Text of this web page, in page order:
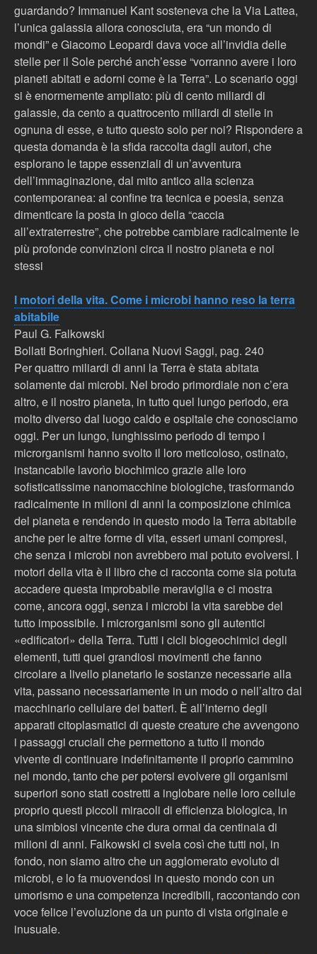
guardando? Immanuel Kant sosteneva che la Via Lattea,
l’unica galassia allora conosciuta, era “un mondo di
mondi” e Giacomo Leopardi dava voce all’invidia delle
stelle per il Sole perché anch’esse “vorranno avere i loro
pianeti abitati e adorni come è la Terra”. Lo scenario oggi
si è enormemente ampliato: più di cento miliardi di
galassie, da cento a quattrocento miliardi di stelle in
ognuna di esse, e tutto questo solo per noi? Rispondere a
questa domanda è la sfida raccolta dagli autori, che
esplorano le tappe essenziali di un’avventura
dell’immaginazione, dal mito antico alla scienza
contemporanea: al confine tra tecnica e poesia, senza
dimenticare la posta in gioco della “caccia
all’extraterrestre”, che potrebbe cambiare radicalmente le
più profonde convinzioni circa il nostro pianeta e noi
stessi
I motori della vita. Come i microbi hanno reso la terra
abitabile
Paul G. Falkowski
Bollati Boringhieri. Collana Nuovi Saggi, pag. 240
Per quattro miliardi di anni la Terra è stata abitata
solamente dai microbi. Nel brodo primordiale non c’era
altro, e il nostro pianeta, in tutto quel lungo periodo, era
molto diverso dal luogo caldo e ospitale che conosciamo
oggi. Per un lungo, lunghissimo periodo di tempo i
microrganismi hanno svolto il loro meticoloso, ostinato,
instancabile lavorìo biochimico grazie alle loro
sofisticatissime nanomacchine biologiche, trasformando
radicalmente in milioni di anni la composizione chimica
del pianeta e rendendo in questo modo la Terra abitabile
anche per le altre forme di vita, esseri umani compresi,
che senza i microbi non avrebbero mai potuto evolversi. I
motori della vita è il libro che ci racconta come sia potuta
accadere questa improbabile meraviglia e ci mostra
come, ancora oggi, senza i microbi la vita sarebbe del
tutto impossibile. I microrganismi sono gli autentici
«edificatori» della Terra. Tutti i cicli biogeochimici degli
elementi, tutti quei grandiosi movimenti che fanno
circolare a livello planetario le sostanze necessarie alla
vita, passano necessariamente in un modo o nell’altro dal
macchinario cellulare dei batteri. È all’interno degli
apparati citoplasmatici di queste creature che avvengono
i passaggi cruciali che permettono a tutto il mondo
vivente di continuare indefinitamente il proprio cammino
nel mondo, tanto che per potersi evolvere gli organismi
superiori sono stati costretti a inglobare nelle loro cellule
proprio questi piccoli miracoli di efficienza biologica, in
una simbiosi vincente che dura ormai da centinaia di
milioni di anni. Falkowski ci svela così che tutti noi, in
fondo, non siamo altro che un agglomerato evoluto di
microbi, e lo fa muovendosi in questo mondo con un
umorismo e una competenza incredibili, raccontando con
voce felice l’evoluzione da un punto di vista originale e
inusuale.